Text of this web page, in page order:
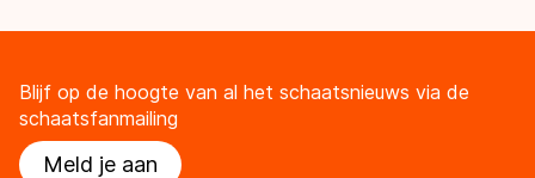
Blijf op de hoogte van al het schaatsnieuws via de
schaatsfanmailing
Meld je aan